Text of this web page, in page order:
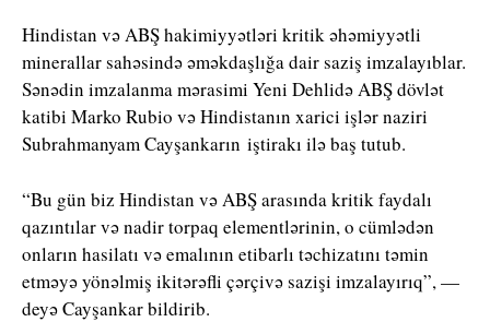
Hindistan və ABŞ hakimiyyətləri kritik əhəmiyyətli
minerallar sahəsində əməkdaşlığa dair saziş imzalayıblar.
Sənədin imzalanma mərasimi Yeni Dehlidə ABŞ dövlət
katibi Marko Rubio və Hindistanın xarici işlər naziri
Subrahmanyam Cayşankarın iştirakı ilə baş tutub.
“Bu gün biz Hindistan və ABŞ arasında kritik faydalı
qazıntılar və nadir torpaq elementlərinin, o cümlədən
onların hasilatı və emalının etibarlı təchizatını təmin
etməyə yönəlmiş ikitərəfli çərçivə sazişi imzalayırıq”, —
deyə Cayşankar bildirib.